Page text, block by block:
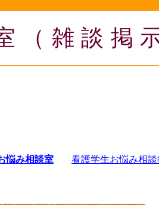
（雑談掲
悩み相談室 看護学生お悩み相談